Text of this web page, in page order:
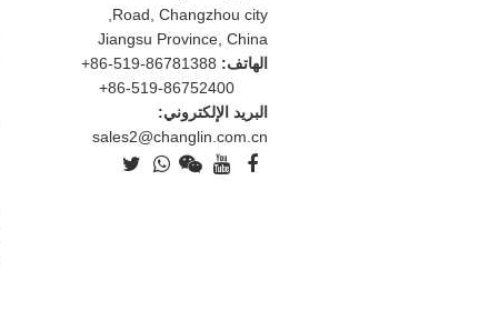
Road, Changzhou city,
Jiangsu Province, China
الهاتف: +86-519-86781388
+86-519-86752400
البريد الإلكتروني:
sales2@changlin.com.cn